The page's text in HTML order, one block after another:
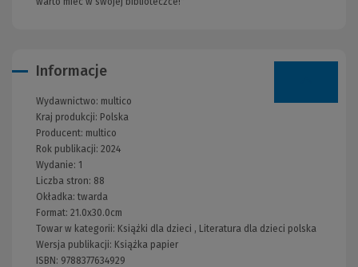
Informacje
Wydawnictwo: multico
Kraj produkcji: Polska
Producent: multico
Rok publikacji: 2024
Wydanie: 1
Liczba stron: 88
Okładka:twarda
Format: 21.0x30.0cm
Towar w kategorii: Książki dla dzieci , Literatura dla dzieci polska
Wersja publikacji: Książka papier
ISBN: 9788377634929